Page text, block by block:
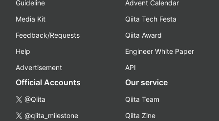
Guideline
Media Kit
Feedback/Requests
Help
Advertisement
Advent Calendar
Qiita Tech Festa
Qiita Award
Engineer White Paper
API
Official Accounts
@Qiita
@qiita_milestone
Our service
Qiita Team
Qiita Zine